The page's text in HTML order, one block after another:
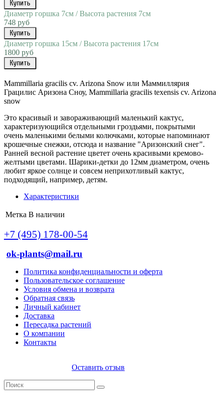
Купить
Диаметр горшка 7см / Высота растения 7см
748 руб
Купить
Диаметр горшка 15см / Высота растения 17см
1800 руб
Купить
Mammillaria gracilis cv. Arizona Snow или Маммиллярия
Грацилис Аризона Сноу, Mammillaria gracilis texensis cv. Arizona
snow
Это красивый и завораживающий маленький кактус,
характеризующийся отдельными гроздьями, покрытыми
очень маленькими белыми колючками, которые напоминают
крошечные снежки, отсюда и название "Аризонский снег".
Ранней весной растение цветет очень красивыми кремово-
желтыми цветами. Шарики-детки до 12мм диаметром, очень
любит яркое солнце и совсем неприхотливый кактус,
подходящий, например, детям.
Характеристики
Метка В наличии
+7 (495) 178-00-54
ok-plants@mail.ru
Политика конфиденциальности и оферта
Пользовательское соглашение
Условия обмена и возврата
Обратная связь
Личный кабинет
Доставка
Пересадка растений
О компании
Контакты
Оставить отзыв